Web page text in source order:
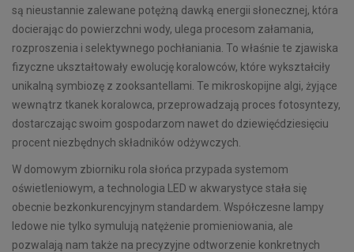
są nieustannie zalewane potężną dawką energii słonecznej, która
docierając do powierzchni wody, ulega procesom załamania,
rozproszenia i selektywnego pochłaniania. To właśnie te zjawiska
fizyczne ukształtowały ewolucję koralowców, które wykształciły
unikalną symbiozę z zooksantellami. Te mikroskopijne algi, żyjące
wewnątrz tkanek koralowca, przeprowadzają proces fotosyntezy,
dostarczając swoim gospodarzom nawet do dziewięćdziesięciu
procent niezbędnych składników odżywczych.
W domowym zbiorniku rola słońca przypada systemom
oświetleniowym, a technologia LED w akwarystyce stała się
obecnie bezkonkurencyjnym standardem. Współczesne lampy
ledowe nie tylko symulują natężenie promieniowania, ale
pozwalają nam także na precyzyjne odtworzenie konkretnych